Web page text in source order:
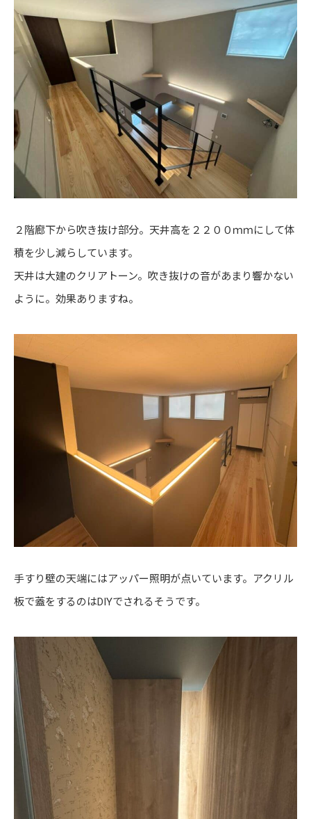
２階廊下から吹き抜け部分。天井高を２２００ｍｍにして体
積を少し減らしています。
天井は大建のクリアトーン。吹き抜けの音があまり響かない
ように。効果ありますね。
手すり壁の天端にはアッパー照明が点いています。アクリル
板で蓋をするのはDIYでされるそうです。